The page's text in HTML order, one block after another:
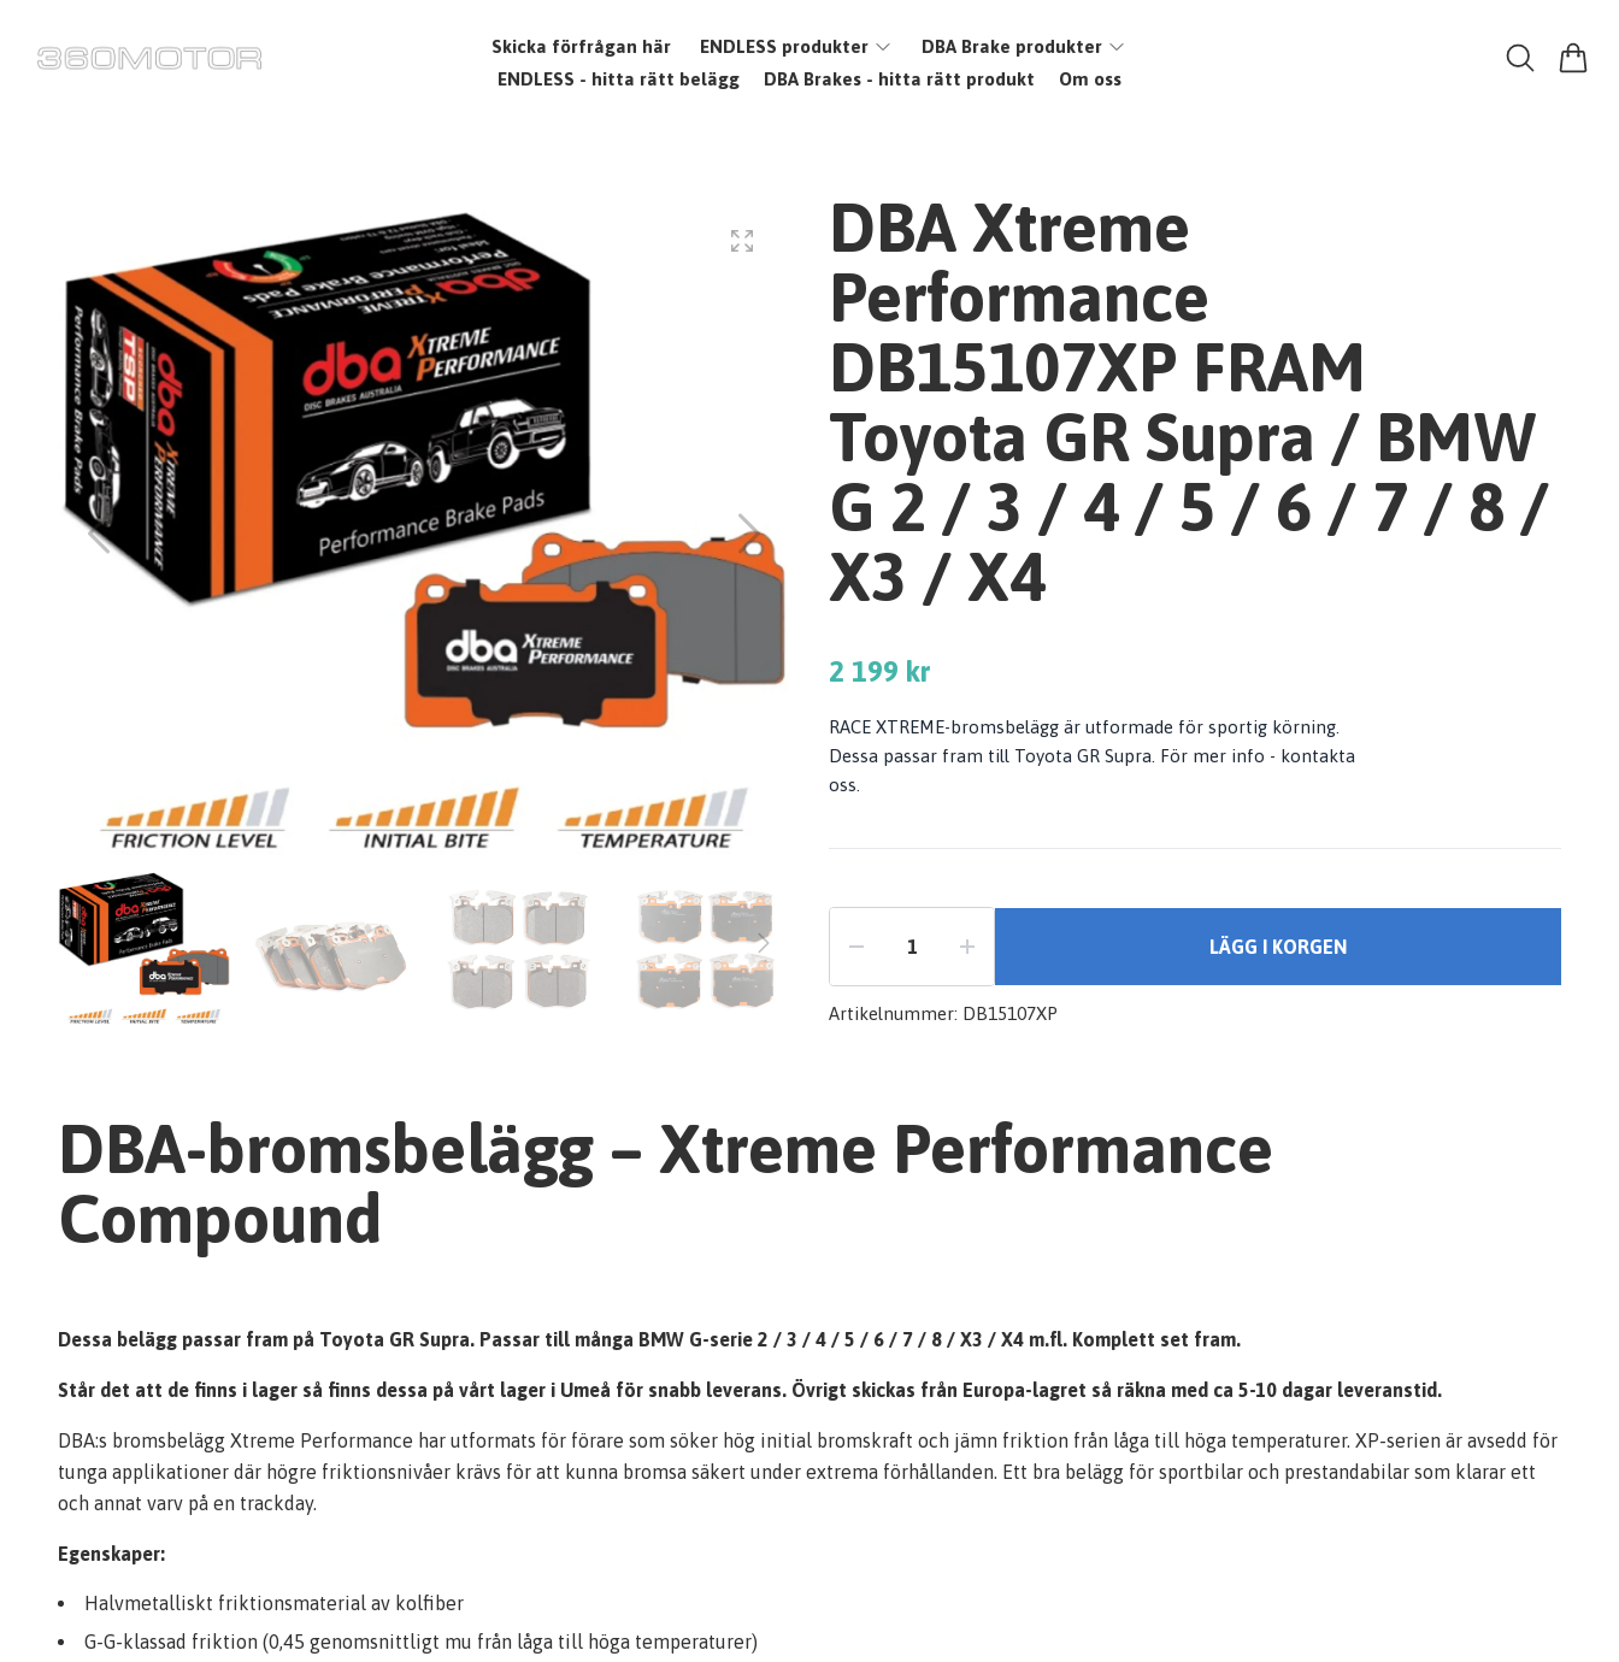
Skicka förfrågan här ENDLESS produkter
DBA Brake produkter
ENDLESS - hitta rätt belägg
DBA Brakes - hitta rätt produkt Om oss
DBA Xtreme
Performance
DB15107XP FRAM
Toyota GR Supra / BMW
G 2 / 3 / 4 / 5 / 6 / 7 / 8 /
X3 / X4
2 199 kr
RACE XTREME-bromsbelägg är utformade för sportig körning.
Dessa passar fram till Toyota GR Supra. För mer info - kontakta
oss.
LÄGG I KORGEN
Artikelnummer: DB15107XP
DBA-bromsbelägg – Xtreme Performance
Compound
Dessa belägg passar fram på Toyota GR Supra. Passar till många BMW G-serie 2 / 3 / 4 / 5 / 6 / 7 / 8 / X3 / X4 m.fl. Komplett set fram.
Står det att de finns i lager så finns dessa på vårt lager i Umeå för snabb leverans. Övrigt skickas från Europa-lagret så räkna med ca 5-10 dagar leveranstid.
DBA:s bromsbelägg Xtreme Performance har utformats för förare som söker hög initial bromskraft och jämn friktion från låga till höga temperaturer. XP-serien är avsedd för
tunga applikationer där högre friktionsnivåer krävs för att kunna bromsa säkert under extrema förhållanden. Ett bra belägg för sportbilar och prestandabilar som klarar ett
och annat varv på en trackday.
Egenskaper:
Halvmetalliskt friktionsmaterial av kolfiber
G-G-klassad friktion (0,45 genomsnittligt mu från låga till höga temperaturer)